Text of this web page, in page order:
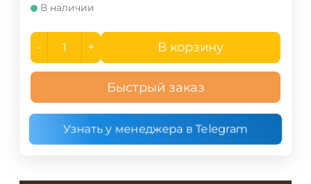
В наличии
- + В корзину
Быстрый заказ
Узнать у менеджера в Telegram